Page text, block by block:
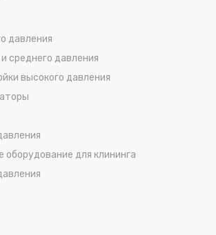
давления
среднего давления
высокого давления
оборудование для клининга